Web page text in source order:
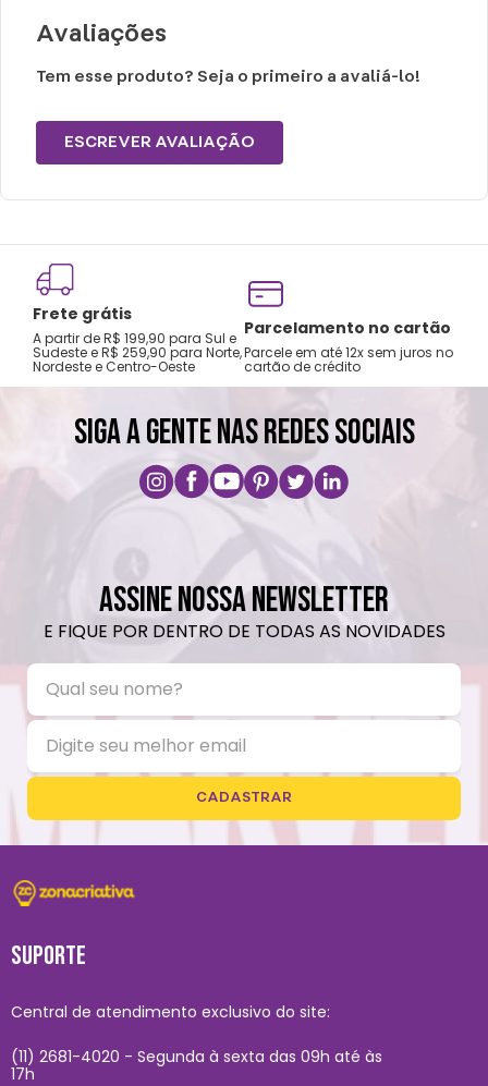
Tamanho G: Calça 39 - 41
Tamanho GG: Calça 42 - 44
Peso: 0,300g
Cuidados e recomendações de uso:
Não usar alvejante.
Secar na horizontal.
Secagem natural.
Não passar e limpar a seco.
Avaliações
Tem esse produto? Seja o primeiro a avaliá-lo!
ESCREVER AVALIAÇÃO
Frete grátis
A partir de R$ 199,90 para Sul e
Sudeste e R$ 259,90 para Norte,
Nordeste e Centro-Oeste
Parcelamento no cartão
Parcele em até 12x sem juros no
cartão de crédito
SIGA A GENTE NAS REDES SOCIAIS
ASSINE NOSSA NEWSLETTER
E FIQUE POR DENTRO DE TODAS AS NOVIDADES
CADASTRAR
SUPORTE
Central de atendimento exclusivo do site:
(11) 2681-4020 - Segunda à sexta das 09h até às
17h